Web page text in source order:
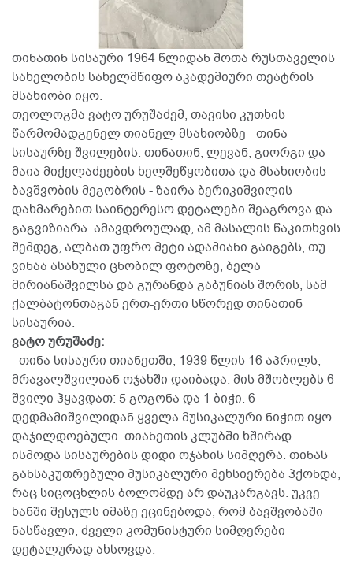
თინათინ სისაური 1964 წლიდან შოთა რუსთაველის
სახელობის სახელმწიფო აკადემიური თეატრის
მსახიობი იყო.
თეოლოგმა ვატო ურუშაძემ, თავისი კუთხის
წარმომადგენელ თიანელ მსახიობზე - თინა
სისაურზე შვილების: თინათინ, ლევან, გიორგი და
მაია მიქელაძეების ხელშეწყობითა და მსახიობის
ბავშვობის მეგობრის - ზაირა ბერიკიშვილის
დახმარებით საინტერესო დეტალები შეაგროვა და
გაგვიზიარა. ამავდროულად, ამ მასალის წაკითხვის
შემდეგ, ალბათ უფრო მეტი ადამიანი გაიგებს, თუ
ვინაა ასახული ცნობილ ფოტოზე, ბელა
მირიანაშვილსა და გურანდა გაბუნიას შორის, სამ
ქალბატონთაგან ერთ-ერთი სწორედ თინათინ
სისაურია.
ვატო ურუშაძე:
- თინა სისაური თიანეთში, 1939 წლის 16 აპრილს,
მრავალშვილიან ოჯახში დაიბადა. მის მშობლებს 6
შვილი ჰყავდათ: 5 გოგონა და 1 ბიჭი. 6
დედმამიშვილიდან ყველა მუსიკალური ნიჭით იყო
დაჯილდოებული. თიანეთის კლუბში ხშირად
ისმოდა სისაურების დიდი ოჯახის სიმღერა. თინას
განსაკუთრებული მუსიკალური მეხსიერება ჰქონდა,
რაც სიცოცხლის ბოლომდე არ დაუკარგავს. უკვე
ხანში შესულს იმაზე ეცინებოდა, რომ ბავშვობაში
ნასწავლი, ძველი კომუნისტური სიმღერები
დეტალურად ახსოვდა.